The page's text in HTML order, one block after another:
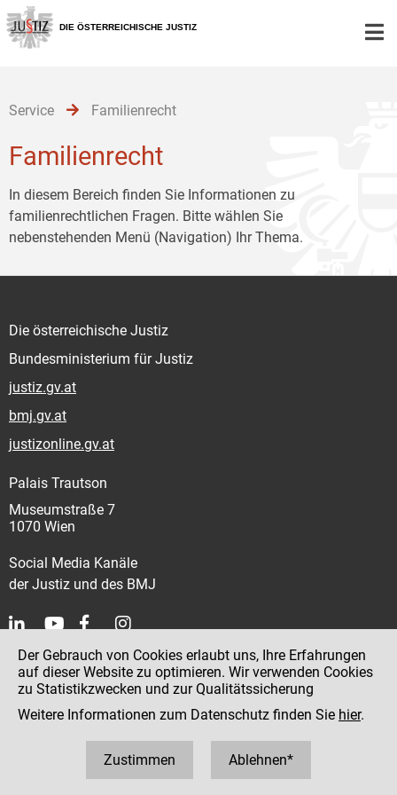
Zur
Hauptnavigation
[1]
Zum
Inhalt
[2]
Zum
Untermenü
[3]
DIE ÖSTERREICHISCHE JUSTIZ
Service Familienrecht
Familienrecht
In diesem Bereich finden Sie Informationen zu
familienrechtlichen Fragen. Bitte wählen Sie
nebenstehenden Menü (Navigation) Ihr Thema.
Die österreichische Justiz
Bundesministerium für Justiz
justiz.gv.at
bmj.gv.at
justizonline.gv.at
Palais Trautson
Museumstraße 7
1070 Wien
Social Media Kanäle
der Justiz und des BMJ
Kontakt
Impressum
Datenschutz
Hinweisgeber:innenplattform (für Mitarbeiter:innen)
Der Gebrauch von Cookies erlaubt uns, Ihre Erfahrungen
auf dieser Website zu optimieren. Wir verwenden Cookies
zu Statistikzwecken und zur Qualitätssicherung
Weitere Informationen zum Datenschutz finden Sie hier.
Zustimmen Ablehnen*